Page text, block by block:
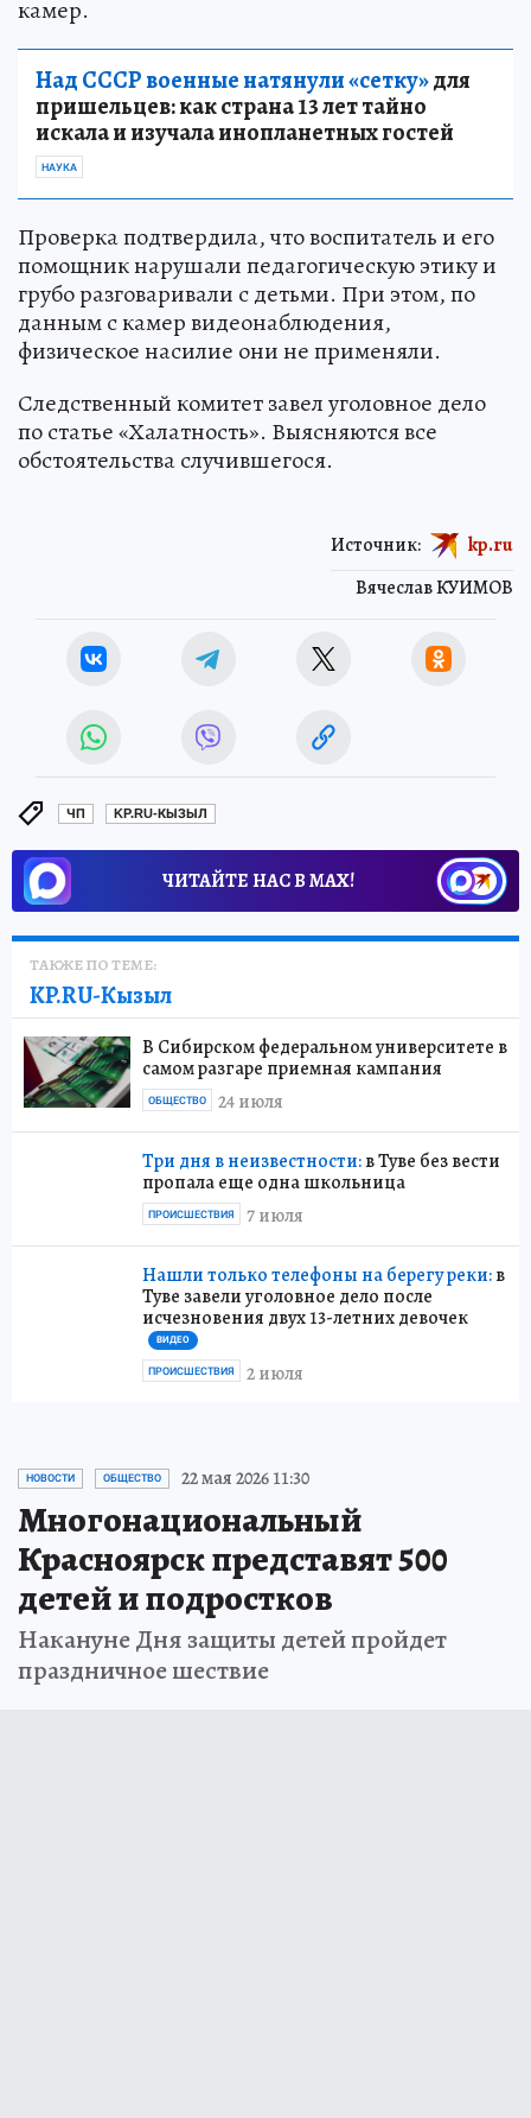
камер.
Над СССР военные натянули «сетку»для
пришельцев: как страна 13 лет тайно
искала и изучала инопланетных гостей
НАУКА
Проверка подтвердила, что воспитатель и его
помощник нарушали педагогическую этику и
грубо разговаривали с детьми. При этом, по
данным с камер видеонаблюдения,
физическое насилие они не применяли.
Следственный комитет завел уголовное дело
по статье «Халатность». Выясняются все
обстоятельства случившегося.
Вячеслав КУИМОВ
Источник: kp.ru
ЧП KP.RU-КЫЗЫЛ
ЧИТАЙТЕ НАС В МАХ!
ТАКЖЕ ПО ТЕМЕ:
KP.RU-Кызыл
В Сибирском федеральном университете в
самом разгаре приемная кампания
24 июля
ОБЩЕСТВО
Три дня в неизвестности:в Туве без вести
пропала еще одна школьница
7 июля
ПРОИСШЕСТВИЯ
Нашли только телефоны на берегу реки:в
Туве завели уголовное дело после
исчезновения двух 13-летних девочек
ВИДЕО
2 июля
ПРОИСШЕСТВИЯ
НОВОСТИ ОБЩЕСТВО 22 мая 2026 11:30
Многонациональный
Красноярск представят 500
детей и подростков
Накануне Дня защиты детей пройдет
праздничное шествие